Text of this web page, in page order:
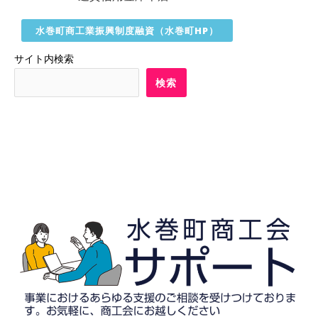
水巻町商工業振興制度融資（水巻町HP）
サイト内検索
検索